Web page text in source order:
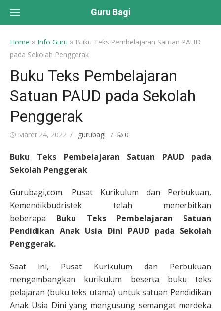
Guru Bagi
Home » Info Guru » Buku Teks Pembelajaran Satuan PAUD
pada Sekolah Penggerak
Buku Teks Pembelajaran
Satuan PAUD pada Sekolah
Penggerak
Posted
Maret 24, 2022 Author
gurubagi 0
Buku Teks Pembelajaran Satuan PAUD pada
Sekolah Penggerak
Gurubagi,com. Pusat Kurikulum dan Perbukuan,
Kemendikbudristek telah menerbitkan
beberapa Buku Teks Pembelajaran Satuan
Pendidikan Anak Usia Dini PAUD pada Sekolah
Penggerak.
Saat ini, Pusat Kurikulum dan Perbukuan
mengembangkan kurikulum beserta buku teks
pelajaran (buku teks utama) untuk satuan Pendidikan
Anak Usia Dini yang mengusung semangat merdeka